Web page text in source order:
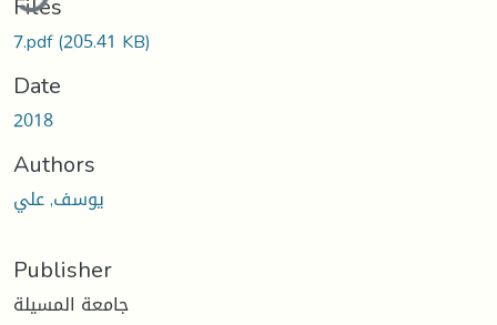
7.pdf(205.41 KB)
Date
2018
Authors
يوسف, علي
Publisher
جامعة المسيلة